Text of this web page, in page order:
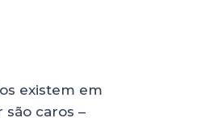
existem em
caros –